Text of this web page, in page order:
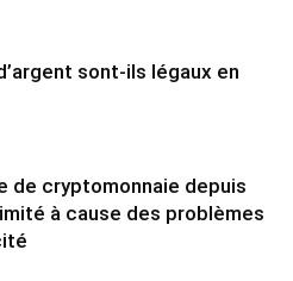
sont-ils légaux en
de cryptomonnaie depuis
à cause des problèmes